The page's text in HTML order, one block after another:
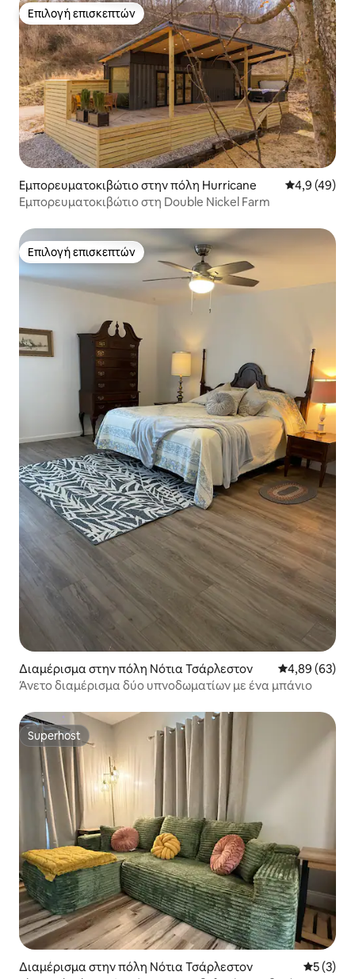
Επιλογή επισκεπτών
Επιλογή επισκεπτών
Εμπορευματοκιβώτιο στην πόλη Hurricane Μέση
4,9 (49)
Εμπορευματοκιβώτιο στη Double Nickel Farm
Επιλογή επισκεπτών
Επιλογή επισκεπτών
Διαμέρισμα στην πόλη Νότια Τσάρλεστον Μέση
4,89 (63)
Άνετο διαμέρισμα δύο υπνοδωματίων με ένα μπάνιο
Superhost
Superhost
Διαμέρισμα στην πόλη Νότια Τσάρλεστον Μέση
5 (3)